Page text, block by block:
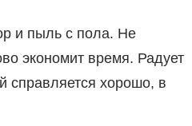
и пыль с пола. Не
экономит время. Радует
справляется хорошо, в